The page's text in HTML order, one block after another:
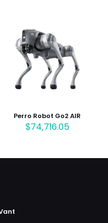
Perro Robot Go2 AIR
$74,716.05